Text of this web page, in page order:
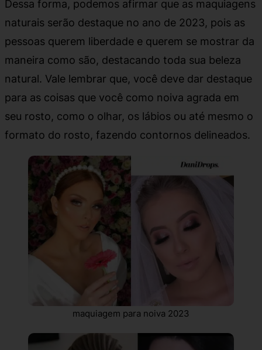
Dessa forma, podemos afirmar que as maquiagens
naturais serão destaque no ano de 2023, pois as
pessoas querem liberdade e querem se mostrar da
maneira como são, destacando toda sua beleza
natural. Vale lembrar que, você deve dar destaque
para as coisas que você como noiva agrada em
seu rosto, como o olhar, os lábios ou até mesmo o
formato do rosto, fazendo contornos delineados.
maquiagem para noiva 2023